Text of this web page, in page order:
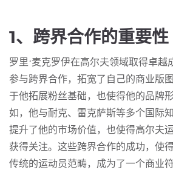
1、跨界合作的重要性
罗里·麦克罗伊在高尔夫领域取得卓
参与跨界合作，拓宽了自己的商业版
于他拓展粉丝基础，也使得他的品牌
如，他与耐克、雷克萨斯等多个国际
提升了他的市场价值，也使得高尔夫
获得关注。这些跨界合作的成功，使
传统的运动员范畴，成为了一个商业符